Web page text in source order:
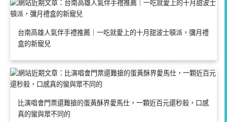
台南高雄人氣伴手禮推薦｜一吃就愛上的十月甜波士頓派，彌月禮
盒的新寵兒
比演唱會門票還難搶的蛋黃酥界愛馬仕，一顆近百元還秒殺，口感
真的蠻與眾不同的